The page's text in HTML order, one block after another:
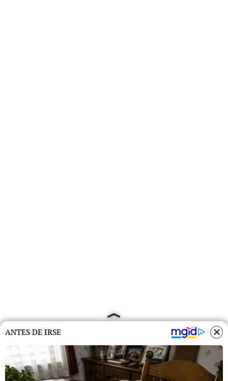
ANTES DE IRSE